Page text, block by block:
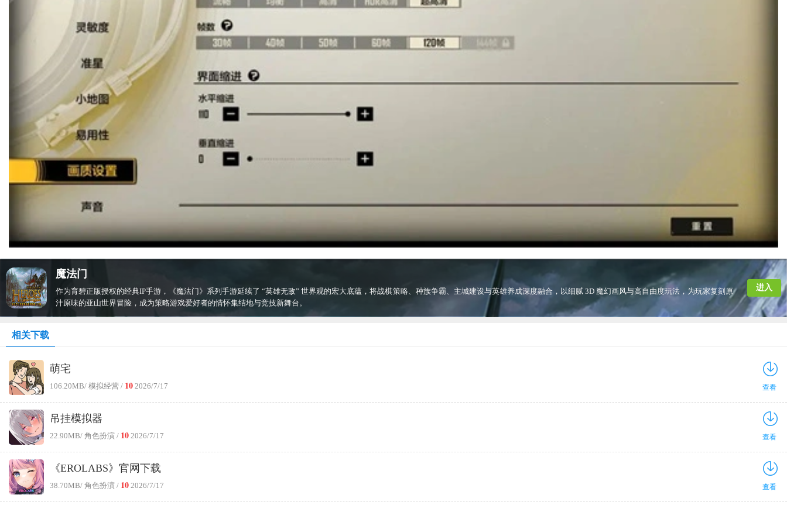
魔法门
作为育碧正版授权的经典IP手游，《魔法门》系列手游延续了 “英雄无敌” 世界观的宏大底蕴，将战棋策略、种族争霸、主城建设与英雄养成深度融合，以细腻 3D 魔幻画风与高自由度玩法，为玩家复刻原
汁原味的亚山世界冒险，成为策略游戏爱好者的情怀集结地与竞技新舞台。
进入
相关下载
萌宅
106.20MB/ 模拟经营 / 10 2026/7/17 查看
吊挂模拟器
22.90MB/ 角色扮演 / 10 2026/7/17 查看
《EROLABS》官网下载
38.70MB/ 角色扮演 / 10 2026/7/17 查看